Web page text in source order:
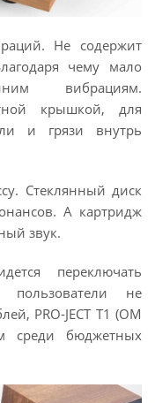
Не содержит
чему мало
вибрациям.
крышкой, для
и грязи внутрь
Стеклянный диск
А картридж
звук.
переключать
пользователи не
PRO-JECT T1 (OM
среди бюджетных